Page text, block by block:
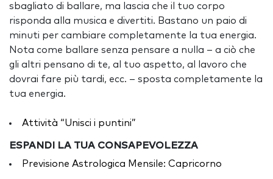
sbagliato di ballare, ma lascia che il tuo corpo
risponda alla musica e divertiti. Bastano un paio di
minuti per cambiare completamente la tua energia.
Nota come ballare senza pensare a nulla – a ciò che
gli altri pensano di te, al tuo aspetto, al lavoro che
dovrai fare più tardi, ecc. – sposta completamente la
tua energia.
Attività “Unisci i puntini”
ESPANDI LA TUA CONSAPEVOLEZZA
Previsione Astrologica Mensile: Capricorno